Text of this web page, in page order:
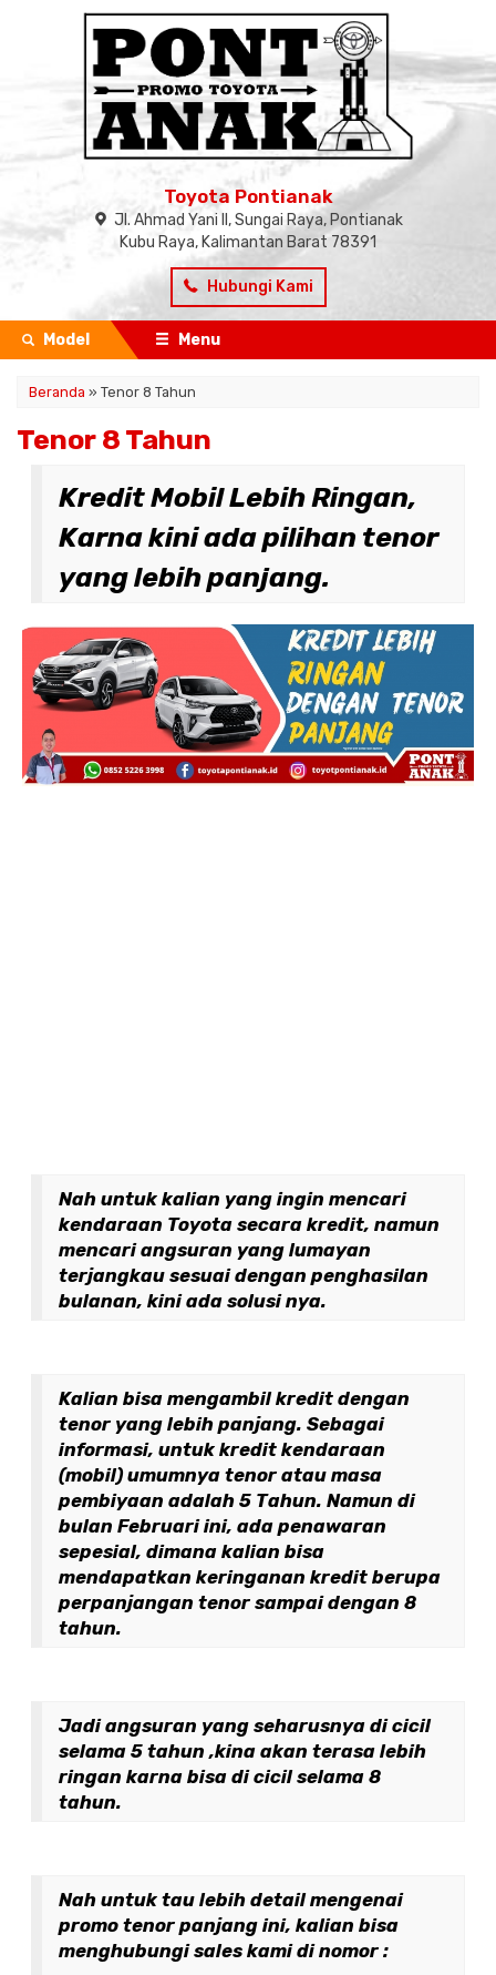
Toyota Pontianak
Jl. Ahmad Yani II, Sungai Raya, Pontianak
Kubu Raya, Kalimantan Barat 78391
Hubungi Kami
Model Menu
Beranda » Tenor 8 Tahun
Tenor 8 Tahun
Kredit Mobil Lebih Ringan,
Karna kini ada pilihan tenor
yang lebih panjang.
Nah untuk kalian yang ingin mencari
kendaraan Toyota secara kredit, namun
mencari angsuran yang lumayan
terjangkau sesuai dengan penghasilan
bulanan, kini ada solusi nya.
Kalian bisa mengambil kredit dengan
tenor yang lebih panjang. Sebagai
informasi, untuk kredit kendaraan
(mobil) umumnya tenor atau masa
pembiyaan adalah 5 Tahun. Namun di
bulan Februari ini, ada penawaran
sepesial, dimana kalian bisa
mendapatkan keringanan kredit berupa
perpanjangan tenor sampai dengan 8
tahun.
Jadi angsuran yang seharusnya di cicil
selama 5 tahun ,kina akan terasa lebih
ringan karna bisa di cicil selama 8
tahun.
Nah untuk tau lebih detail mengenai
promo tenor panjang ini, kalian bisa
menghubungi sales kami di nomor :